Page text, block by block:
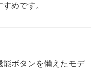
めです。
ボタンを備えたモデ